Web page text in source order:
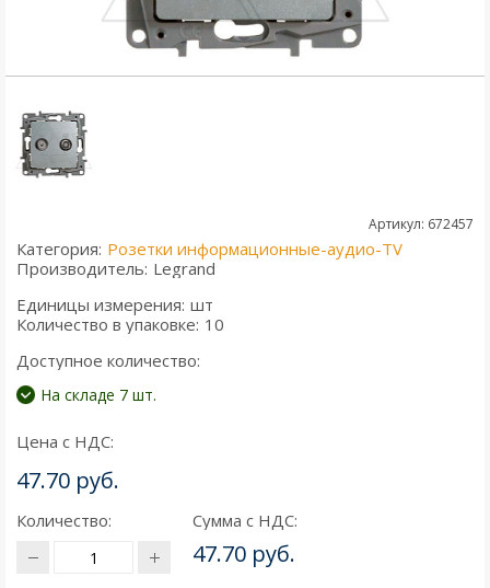
Артикул: 672457
Категория: Розетки информационные-аудио-TV
Производитель: Legrand
Единицы измерения: шт
Количество в упаковке: 10
Доступное количество:
На складе 7 шт.
Цена с НДС:
47.70 руб.
Количество: Сумма с НДС:
47.70 руб.